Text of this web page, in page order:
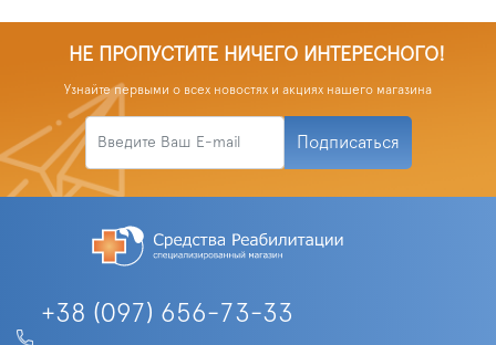
НЕ ПРОПУСТИТЕ НИЧЕГО ИНТЕРЕСНОГО!
Узнайте первыми о всех новостях и акциях нашего магазина
Подписаться
+38 (097) 656-73-33